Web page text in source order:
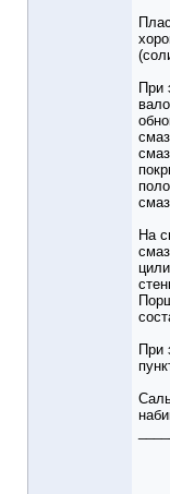
При
На
При